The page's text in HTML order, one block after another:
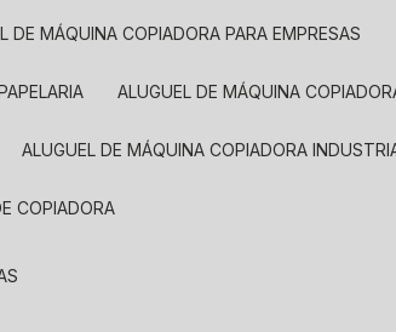
DE MÁQUINA COPIADORA PARA EMPRESAS
ALUGUEL DE MÁQUINA
ALUGUEL DE MÁQUINA COPIADORA
COPIADORA